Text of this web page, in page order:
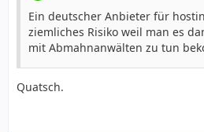
Ein deutscher Anbieter für
ziemliches Risiko weil man es
mit Abmahnanwälten zu tun
Quatsch.